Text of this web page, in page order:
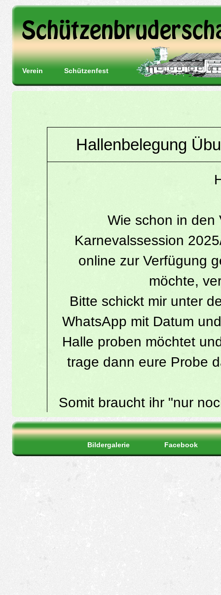
Verein Schützenfest
Hallenbelegung
Wie schon in den
Karnevalssession
online zur Verfügung
möchte,
Bitte schickt mir unter
WhatsApp mit Datum
Halle proben möchtet
trage dann eure Probe
Somit braucht ihr "nur
Runde texten und alle
Sollte die
benötigt werden,
Bildergalerie Facebook